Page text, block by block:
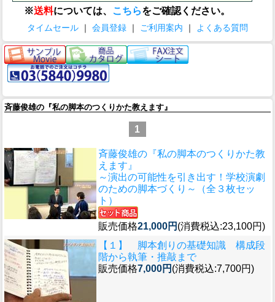
※送料については、 こちらをご確認ください。
タイムセール ｜ 会員登録 ｜ ご利用案内 ｜ よくある質問
斉藤俊雄の『私の脚本のつくりかた教えます』
1
斉藤俊雄の『私の脚本のつくりかた教
えます』
～演出の可能性を引き出す！学校演劇
のための脚本づくり～（全３枚セッ
ト）
販売価格21,000円 (消費税込:23,100円)
【１】 脚本創りの基礎知識 構成段
階から執筆・推敲まで
販売価格7,000円 (消費税込:7,700円)